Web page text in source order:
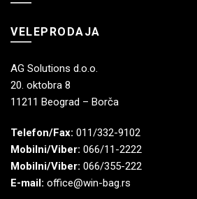
VELEPRODAJA
AG Solutions d.o.o.
20. oktobra 8
11211 Beograd – Borča
Telefon/Fax: 011/332-9102
Mobilni/Viber: 066/11-2222
Mobilni/Viber: 066/355-222
E-mail: office@win-bag.rs